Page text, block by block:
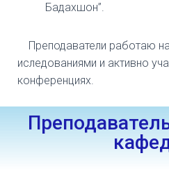
Бадахшон”.
Преподаватели работаю
иследованиями и активно
конференциях.